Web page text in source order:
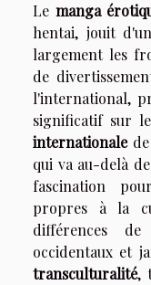
Le manga
hentai, jouit
largement les
de
l'international,
significatif sur
internationalede
qui va au-delà
fascination
propres à la
différences
occidentaux et
transculturalité,